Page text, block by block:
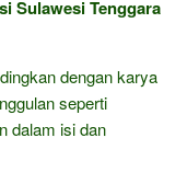
Sulawesi Tenggara
dengan karya
seperti
dalam isi dan